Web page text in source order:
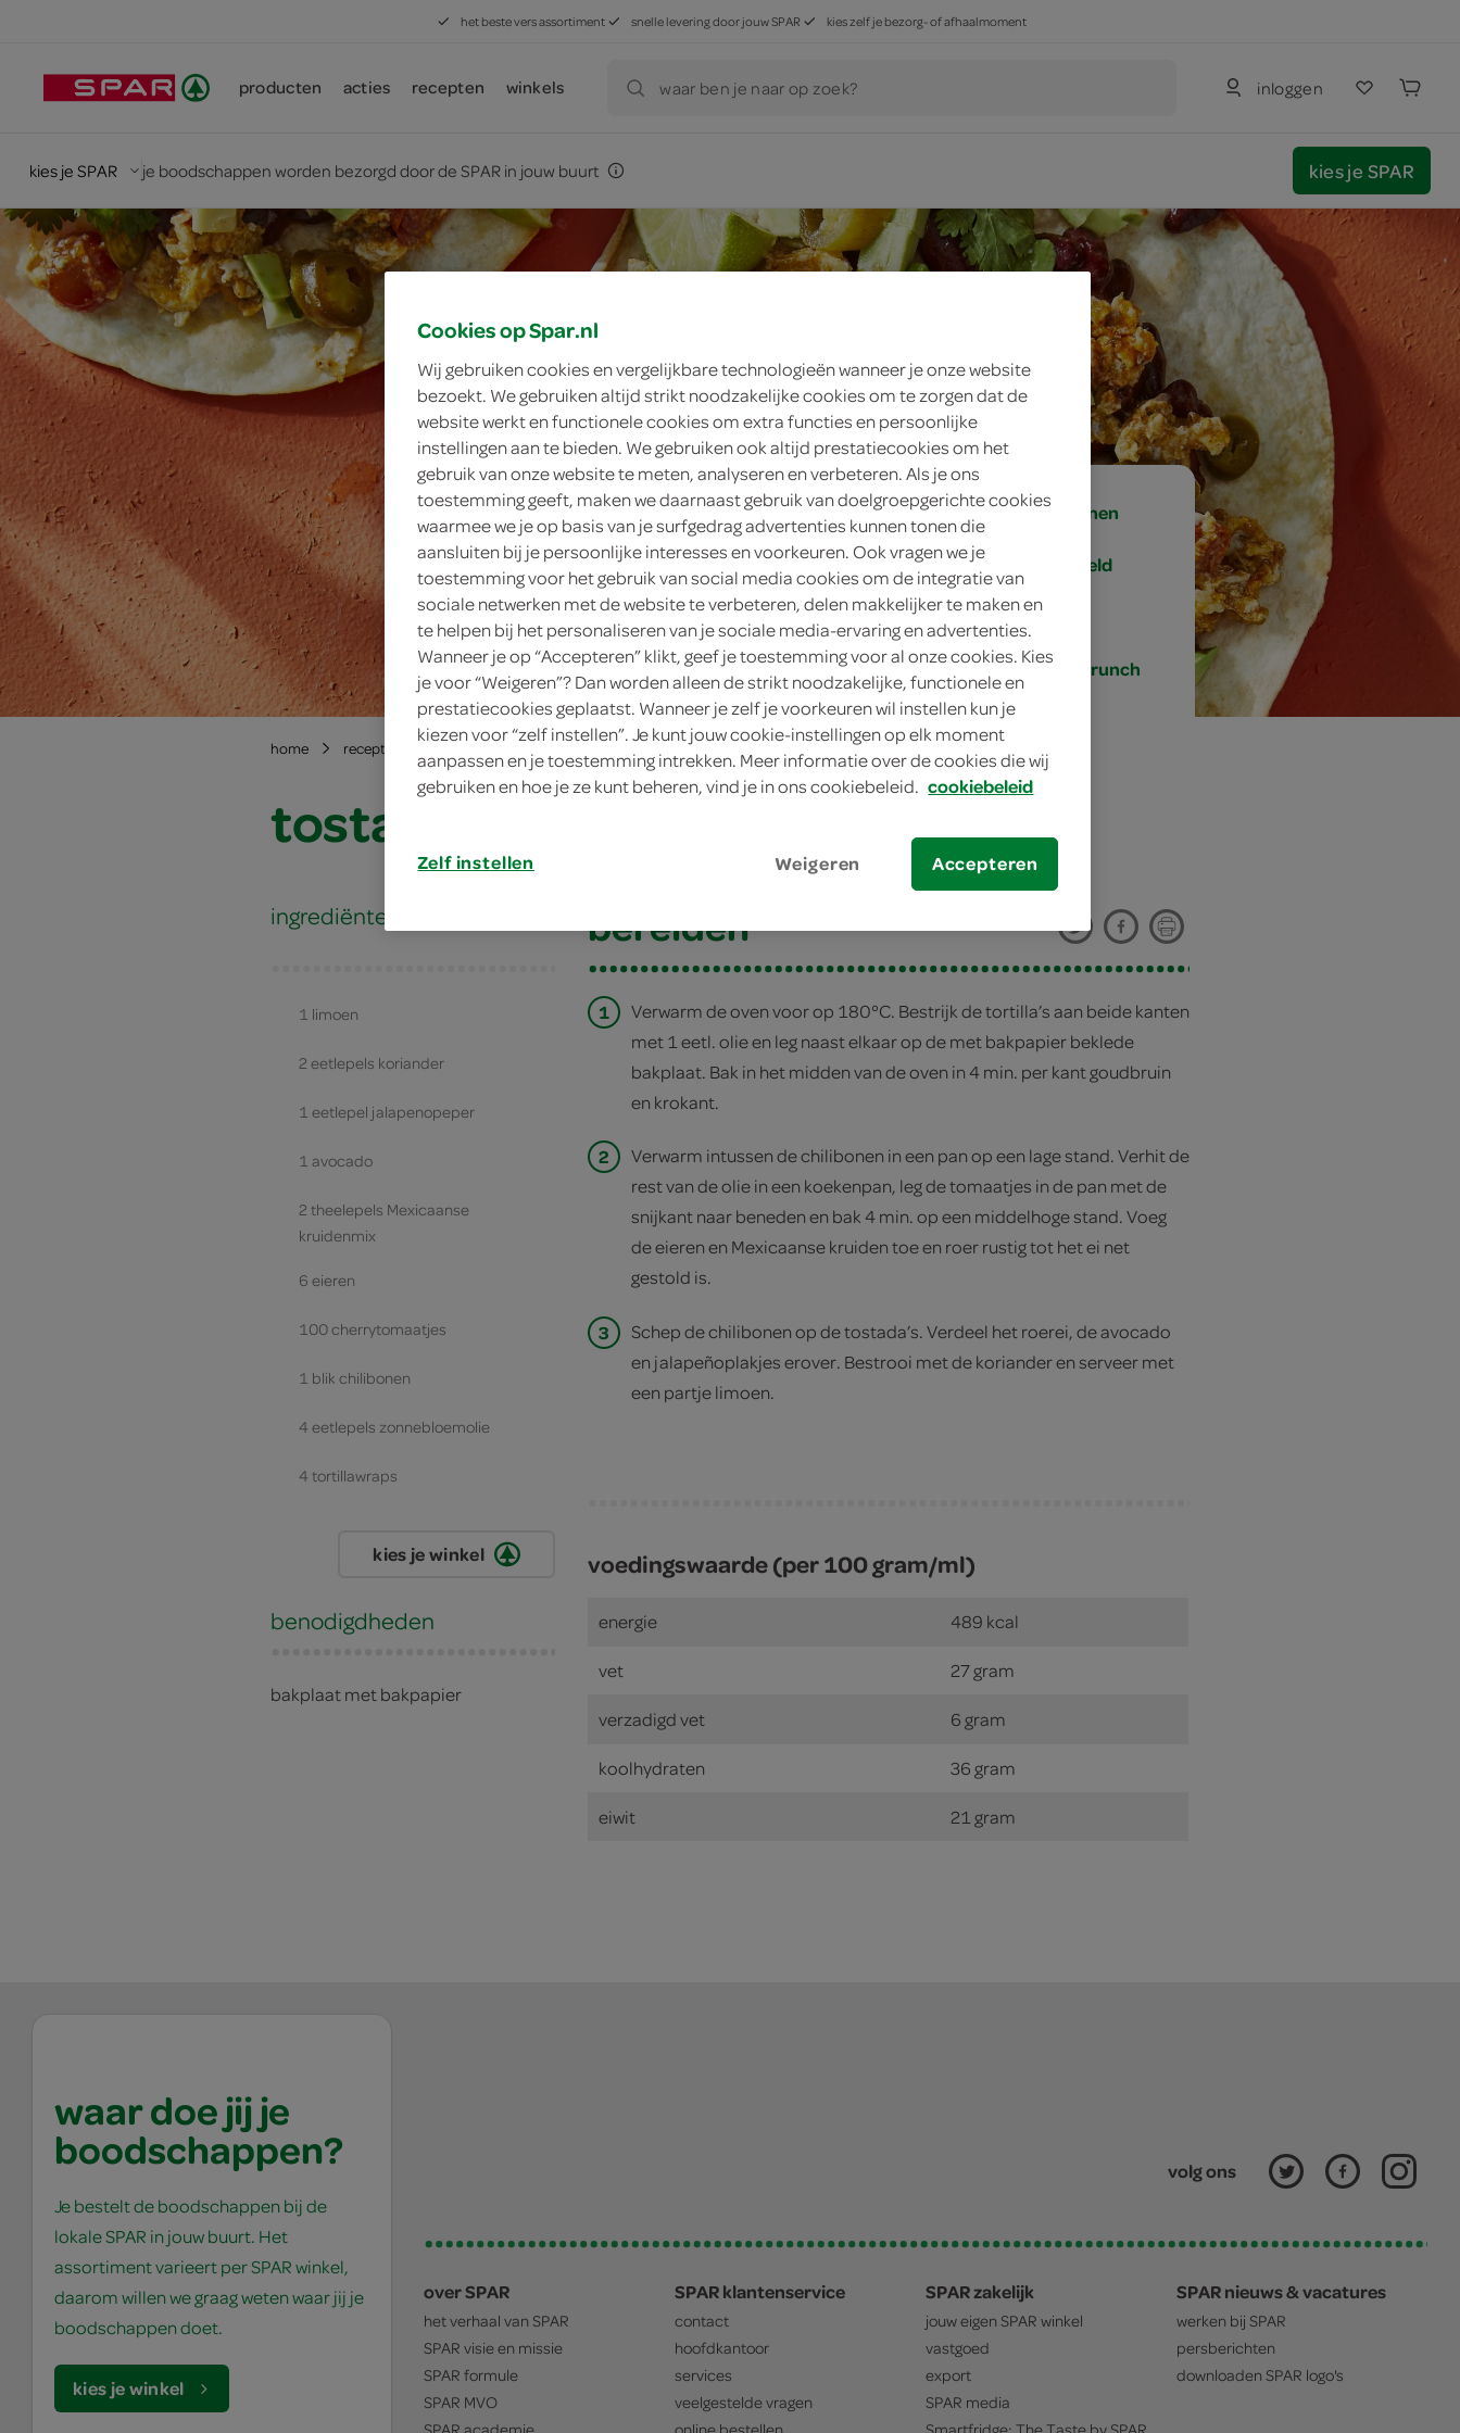
het beste vers assortiment snelle levering door jouw SPAR kies zelf je bezorg- of afhaalmoment
producten acties recepten winkels waar ben je naar op zoek? inloggen
kies je SPAR je boodschappen worden bezorgd door de SPAR in jouw buurt kies je SPAR
4 personen
gemiddeld
15 min.
lunch, brunch
home recepten tostada met tex-mex roerei
tostada met tex-mex roerei
ingrediënten
1 limoen
2 eetlepels koriander
1 eetlepel jalapenopeper
1 avocado
2 theelepels Mexicaanse
kruidenmix
6 eieren
100 cherrytomaatjes
1 blik chilibonen
4 eetlepels zonnebloemolie
4 tortillawraps
kies je winkel
benodigdheden
bakplaat met bakpapier
bereiden
1
Verwarm de oven voor op 180°C. Bestrijk de tortilla’s aan beide kanten
met 1 eetl. olie en leg naast elkaar op de met bakpapier beklede
bakplaat. Bak in het midden van de oven in 4 min. per kant goudbruin
en krokant.
2
Verwarm intussen de chilibonen in een pan op een lage stand. Verhit de
rest van de olie in een koekenpan, leg de tomaatjes in de pan met de
snijkant naar beneden en bak 4 min. op een middelhoge stand. Voeg
de eieren en Mexicaanse kruiden toe en roer rustig tot het ei net
gestold is.
3
Schep de chilibonen op de tostada’s. Verdeel het roerei, de avocado
en jalapeñoplakjes erover. Bestrooi met de koriander en serveer met
een partje limoen.
voedingswaarde (per 100 gram/ml)
energie 489 kcal
vet 27 gram
verzadigd vet 6 gram
koolhydraten 36 gram
eiwit 21 gram
waar doe jij je
boodschappen?
Je bestelt de boodschappen bij de
lokale SPAR in jouw buurt. Het
assortiment varieert per SPAR winkel,
daarom willen we graag weten waar jij je
boodschappen doet.
kies je winkel
volg ons
over SPAR
het verhaal van SPAR
SPAR visie en missie
SPAR formule
SPAR MVO
SPAR klantenservice
contact
hoofdkantoor
services
veelgestelde vragen
SPAR zakelijk
jouw eigen SPAR winkel
vastgoed
export
SPAR media
SPAR nieuws & vacatures
werken bij SPAR
persberichten
downloaden SPAR logo's
Cookies op Spar.nl
Wij gebruiken cookies en vergelijkbare technologieën wanneer je onze website
bezoekt. We gebruiken altijd strikt noodzakelijke cookies om te zorgen dat de
website werkt en functionele cookies om extra functies en persoonlijke
instellingen aan te bieden. We gebruiken ook altijd prestatiecookies om het
gebruik van onze website te meten, analyseren en verbeteren. Als je ons
toestemming geeft, maken we daarnaast gebruik van doelgroepgerichte cookies
waarmee we je op basis van je surfgedrag advertenties kunnen tonen die
aansluiten bij je persoonlijke interesses en voorkeuren. Ook vragen we je
toestemming voor het gebruik van social media cookies om de integratie van
sociale netwerken met de website te verbeteren, delen makkelijker te maken en
te helpen bij het personaliseren van je sociale media-ervaring en advertenties.
Wanneer je op “Accepteren” klikt, geef je toestemming voor al onze cookies. Kies
je voor “Weigeren”? Dan worden alleen de strikt noodzakelijke, functionele en
prestatiecookies geplaatst. Wanneer je zelf je voorkeuren wil instellen kun je
kiezen voor “zelf instellen”. Je kunt jouw cookie-instellingen op elk moment
aanpassen en je toestemming intrekken. Meer informatie over de cookies die wij
gebruiken en hoe je ze kunt beheren, vind je in ons cookiebeleid. cookiebeleid
Zelf instellen Weigeren Accepteren